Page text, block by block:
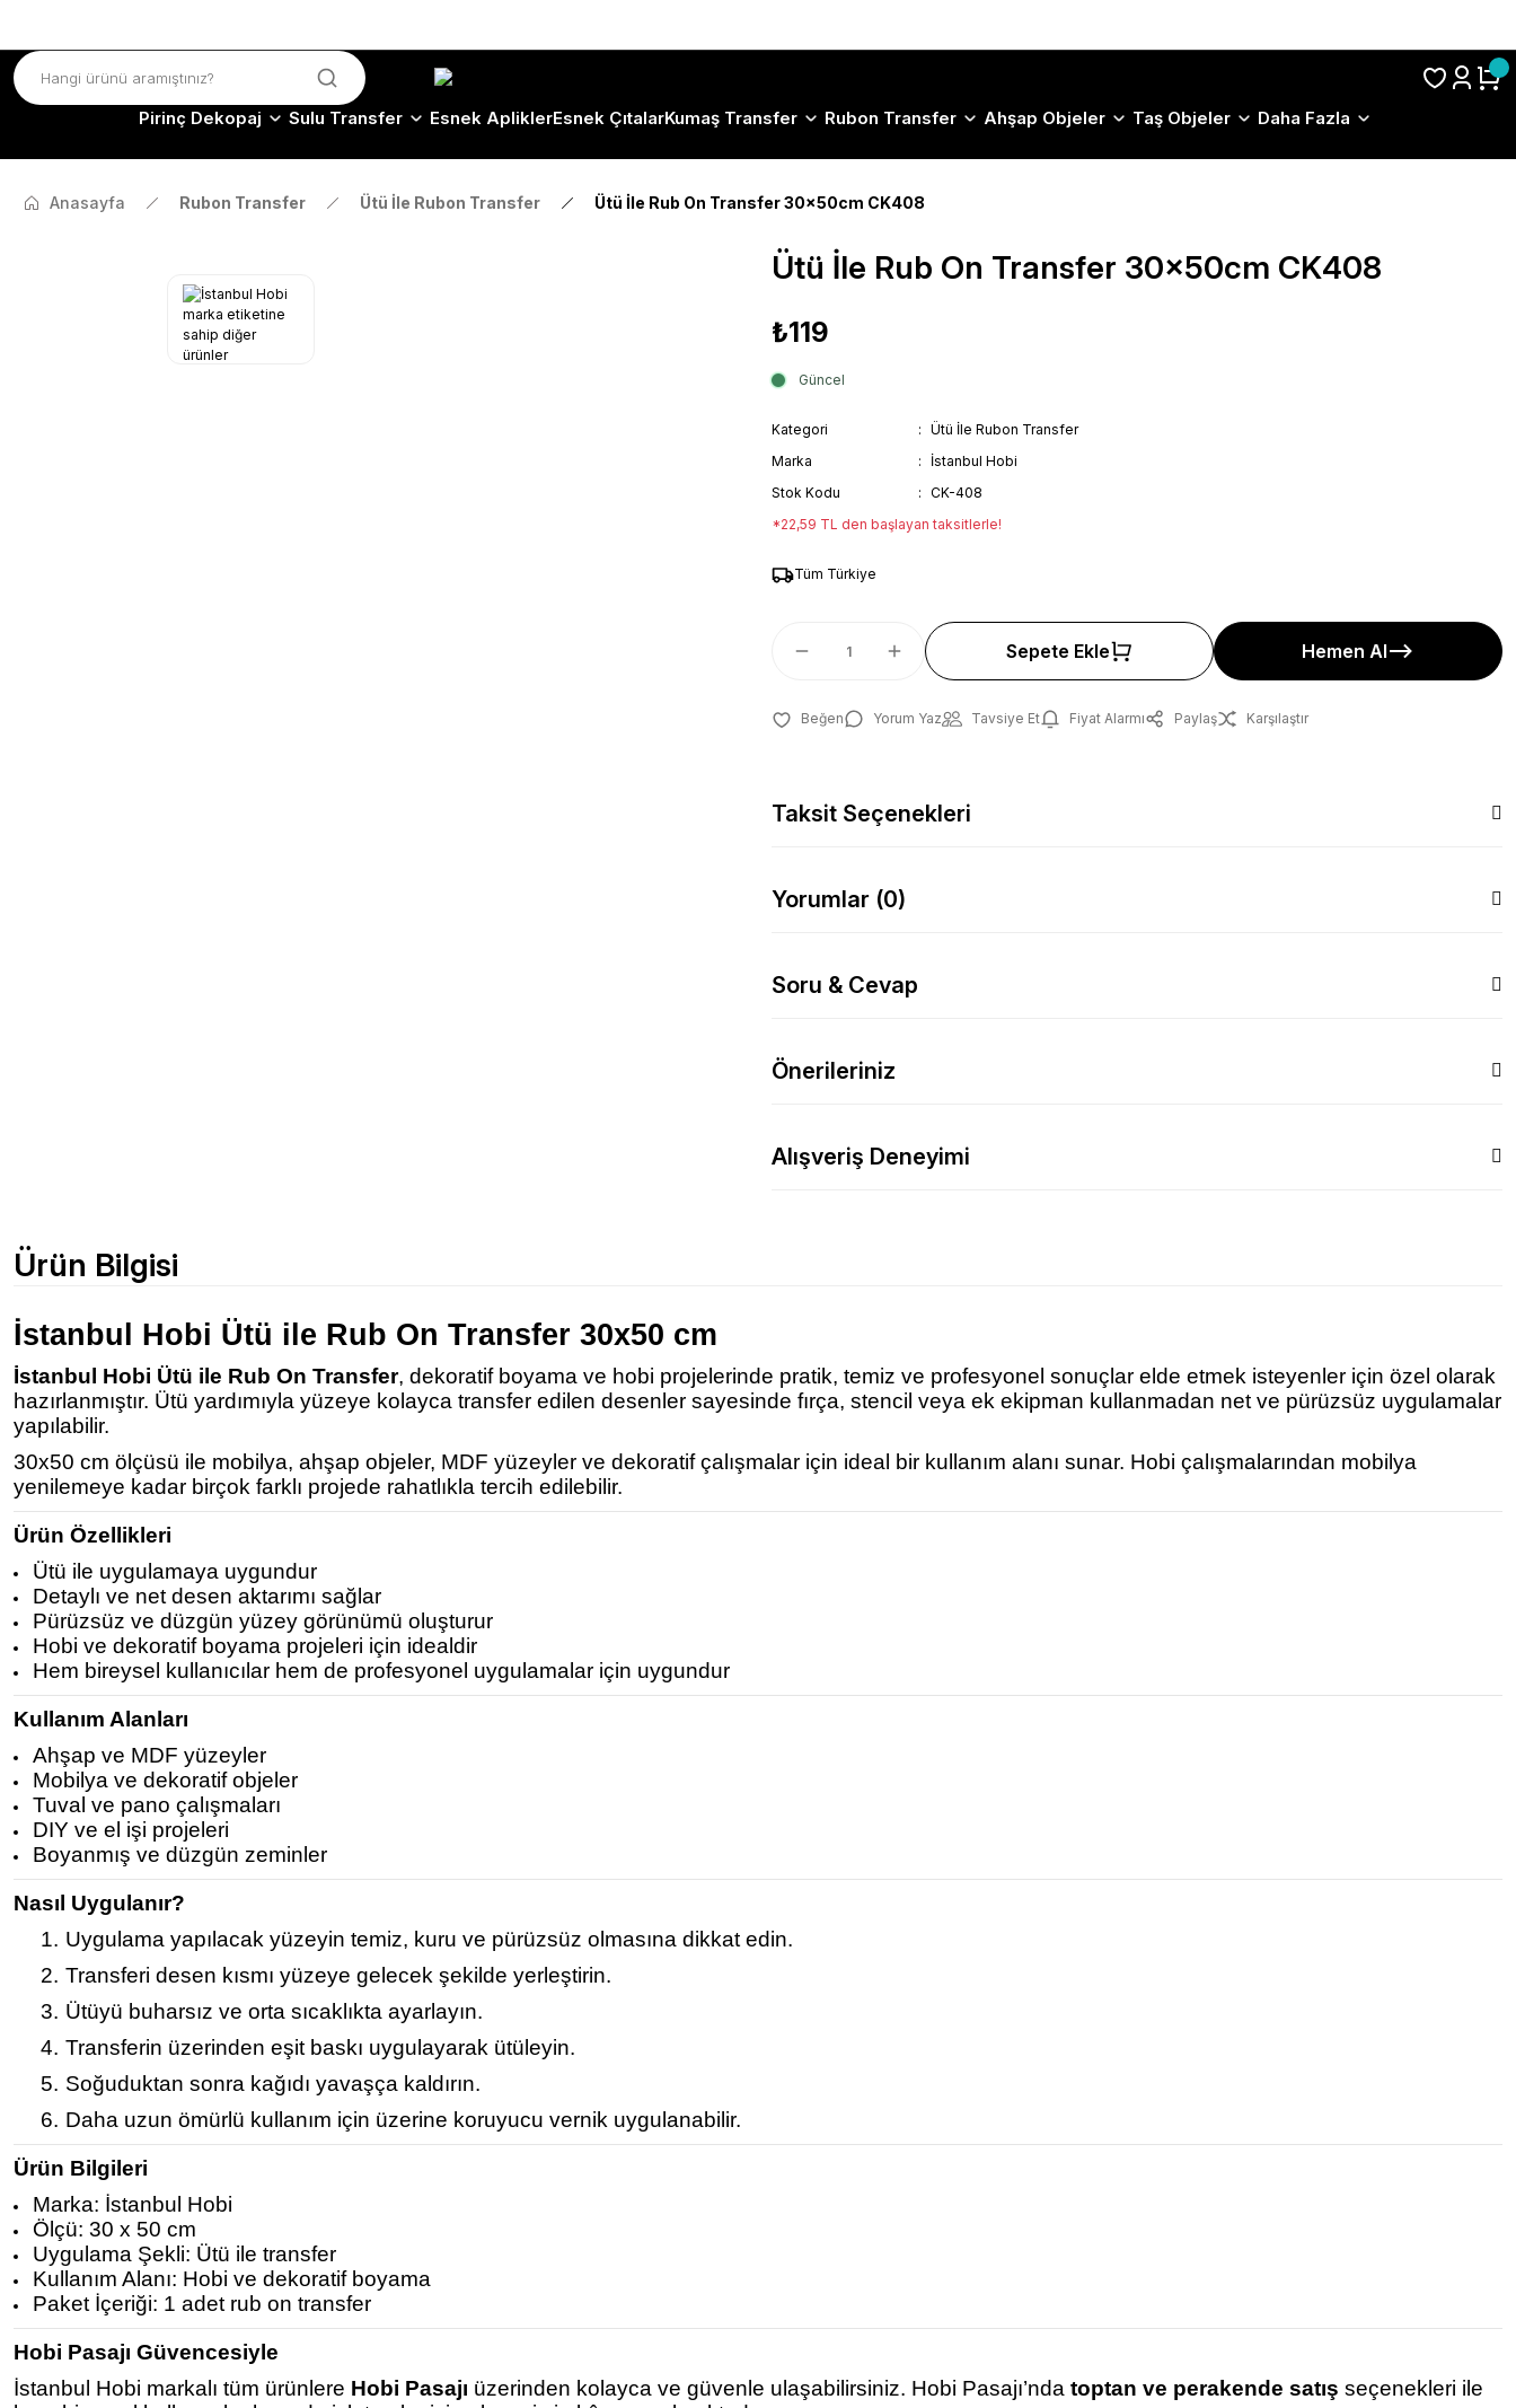
Pirinç Dekopaj Sulu Transfer Esnek ApliklerEsnek ÇıtalarKumaş Transfer Rubon Transfer Ahşap Objeler Taş Objeler Daha Fazla
Anasayfa Rubon Transfer Ütü İle Rubon Transfer Ütü İle Rub On Transfer 30x50cm CK408
Ütü İle Rub On Transfer 30x50cm CK408
₺119
Güncel
Kategori
Ütü İle Rubon Transfer
Marka
İstanbul Hobi
Stok Kodu
CK-408
*22,59 TL den başlayan taksitlerle!
Tüm Türkiye
Sepete Ekle Hemen Al
Yorum Yaz Tavsiye Et Fiyat Alarmı Paylaş Karşılaştır
Taksit Seçenekleri
Yorumlar (0)
Soru & Cevap
Önerileriniz
Alışveriş Deneyimi
Ürün Bilgisi
İstanbul Hobi Ütü ile Rub On Transfer 30x50 cm
İstanbul Hobi Ütü ile Rub On Transfer, dekoratif boyama ve hobi projelerinde pratik, temiz ve profesyonel sonuçlar elde etmek isteyenler için özel olarak
hazırlanmıştır. Ütü yardımıyla yüzeye kolayca transfer edilen desenler sayesinde fırça, stencil veya ek ekipman kullanmadan net ve pürüzsüz uygulamalar
yapılabilir.
30x50 cm ölçüsü ile mobilya, ahşap objeler, MDF yüzeyler ve dekoratif çalışmalar için ideal bir kullanım alanı sunar. Hobi çalışmalarından mobilya
yenilemeye kadar birçok farklı projede rahatlıkla tercih edilebilir.
Ürün Özellikleri
Ütü ile uygulamaya uygundur
Detaylı ve net desen aktarımı sağlar
Pürüzsüz ve düzgün yüzey görünümü oluşturur
Hobi ve dekoratif boyama projeleri için idealdir
Hem bireysel kullanıcılar hem de profesyonel uygulamalar için uygundur
Kullanım Alanları
Ahşap ve MDF yüzeyler
Mobilya ve dekoratif objeler
Tuval ve pano çalışmaları
DIY ve el işi projeleri
Boyanmış ve düzgün zeminler
Nasıl Uygulanır?
1. Uygulama yapılacak yüzeyin temiz, kuru ve pürüzsüz olmasına dikkat edin.
2. Transferi desen kısmı yüzeye gelecek şekilde yerleştirin.
3. Ütüyü buharsız ve orta sıcaklıkta ayarlayın.
4. Transferin üzerinden eşit baskı uygulayarak ütüleyin.
5. Soğuduktan sonra kağıdı yavaşça kaldırın.
6. Daha uzun ömürlü kullanım için üzerine koruyucu vernik uygulanabilir.
Ürün Bilgileri
Marka: İstanbul Hobi
Ölçü: 30 x 50 cm
Uygulama Şekli: Ütü ile transfer
Kullanım Alanı: Hobi ve dekoratif boyama
Paket İçeriği: 1 adet rub on transfer
Hobi Pasajı Güvencesiyle
İstanbul Hobi markalı tüm ürünlere Hobi Pasajı üzerinden kolayca ve güvenle ulaşabilirsiniz. Hobi Pasajı’nda toptan ve perakende satış seçenekleri ile